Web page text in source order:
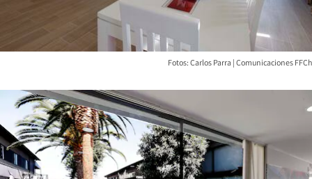
Fotos: Carlos Parra | Comunicaciones FFCh